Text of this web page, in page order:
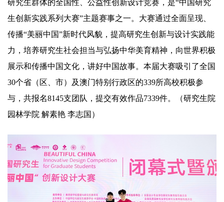
研究生群体的全国性、公益性创新设计竞赛，是“中国研究
生创新实践系列大赛”主题赛事之一。大赛通过全面呈现、
传播“美丽中国”新时代风貌，提高研究生创新与设计实践能
力，培养研究生社会担当与弘扬中华美育精神，向世界积极
展示和传播中国文化，讲好中国故事。本届大赛吸引了全国
30个省（区、市）及澳门特别行政区的339所高校积极参
与，共报名8145支团队，提交有效作品7339件。（研究生院
园林学院 解素艳 李志国）